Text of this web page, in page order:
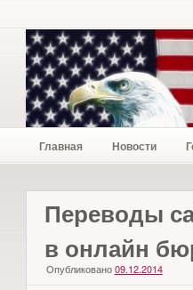
Главная Новости
Переводы
в онлайн
Опубликовано 09.12.2014